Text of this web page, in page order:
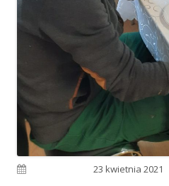
Opublikowano23 kwietnia 2021